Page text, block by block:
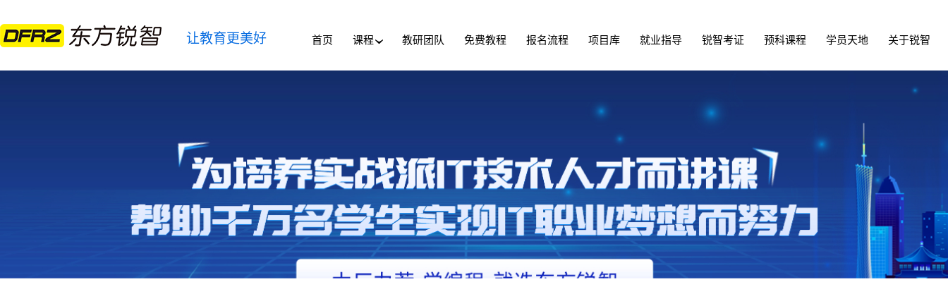
让教育更美好 首页 课程› 教研团队 免费教程 报名流程 项目库 就业指导 锐智考证 预科课程 学员天地 关于锐智